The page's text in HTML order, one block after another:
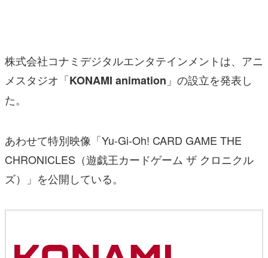
株式会社コナミデジタルエンタテインメントは、アニ
メスタジオ「KONAMI animation 」の設立を発表し
た。
あわせて特別映像「Yu-Gi-Oh! CARD GAME THE
CHRONICLES（遊戯王カードゲーム ザ クロニクル
ズ）」を公開している。